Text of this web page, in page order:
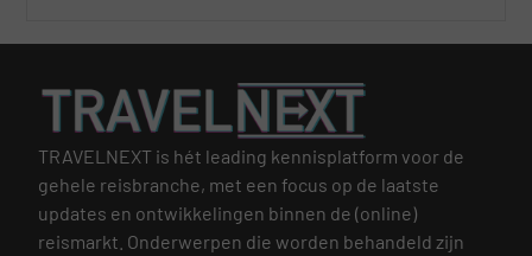
TRAVELNEXT is hét leading kennisplatform voor de
gehele reisbranche, met een focus op de laatste
updates en ontwikkelingen binnen de (online)
reismarkt. Onderwerpen die worden behandeld zijn